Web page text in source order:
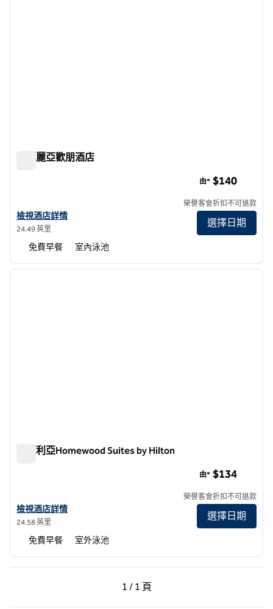
聖瑪麗亞歡朋酒店
查看聖瑪麗亞希爾頓歡朋酒店詳情
檢視酒店詳情
24.49 英里
由* $140
榮譽客會折扣不可退款
選擇日期
免費早餐 室內泳池
第 1 頁，共 12 頁
下一
聖瑪利亞Homewood Suites by Hilton
查看聖瑪利亞Homewood Suites by Hilton詳情
檢視酒店詳情
24.58 英里
由* $134
榮譽客會折扣不可退款
選擇日期
免費早餐 室外泳池
第 1 頁（共 1 頁）
上一頁，第 1 頁，共 1 頁
1 / 1 頁